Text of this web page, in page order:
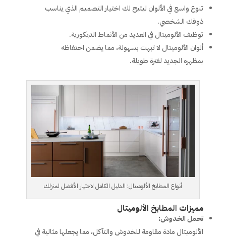
تنوع واسع في الألوان ليتيح لك اختيار التصميم الذي يناسب
ذوقك الشخصي.
توظيف الألوميتال في العديد من الأنماط الديكورية.
ألوان الألوميتال لا تبهت بسهولة، مما يضمن احتفاظه
بمظهره الجديد لفترة طويلة.
أنواع المطابخ الألوميتال: الدليل الكامل لاختيار الأفضل لمنزلك
مميزات المطابخ الألوميتال
تحمل الخدوش:
الألوميتال مادة مقاومة للخدوش والتآكل، مما يجعلها مثالية في